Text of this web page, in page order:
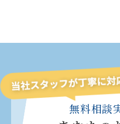
無料相談